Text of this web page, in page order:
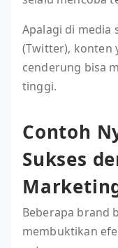
Apalagi di media
(Twitter), konten
cenderung bisa
tinggi.
Contoh
Sukses
Beberapa brand
membuktikan